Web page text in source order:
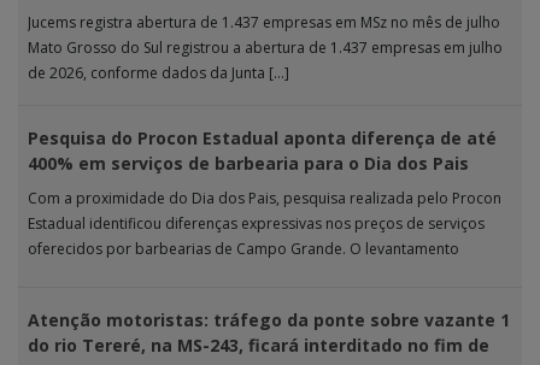
Jucems registra abertura de 1.437 empresas em MSz no mês de julho
Mato Grosso do Sul registrou a abertura de 1.437 empresas em julho
de 2026, conforme dados da Junta […]
Pesquisa do Procon Estadual aponta diferença de até
400% em serviços de barbearia para o Dia dos Pais
Com a proximidade do Dia dos Pais, pesquisa realizada pelo Procon
Estadual identificou diferenças expressivas nos preços de serviços
oferecidos por barbearias de Campo Grande. O levantamento
Atenção motoristas: tráfego da ponte sobre vazante 1
do rio Tereré, na MS-243, ficará interditado no fim de